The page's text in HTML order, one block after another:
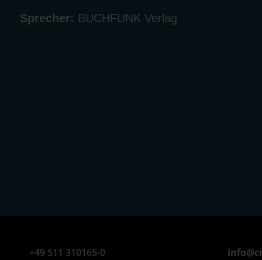
Sprecher: BUCHFUNK Verlag
+49 511 310165-0